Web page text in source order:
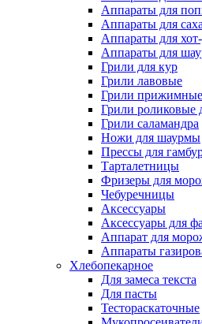
Аппараты для
Аппараты для
Аппараты для
Аппараты для
Грили для кур
Грили лавовые
Грили прижимные
Грили роликовые
Грили саламандра
Ножи для шаурмы
Прессы для
Тарталетницы
Фризеры для
Чебуречницы
Аксессуары
Аксессуары для
Аппарат для
Аппараты
Хлебопекарное
Для замеса текста
Для пасты
Тестораскаточные